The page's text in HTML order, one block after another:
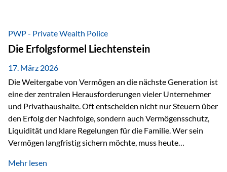
strukturierte, langfristige Vermögensübertragung, ohne die
Kontrolle vollständig aus der Hand zu geben. Die Lösung:
Abschmelzung mit Vetorecht Die Umsetzung erfolgt über die
Private Wealth Police…
PWP - Private Wealth Police
Die Erfolgsformel Liechtenstein
17. März 2026
Die Weitergabe von Vermögen an die nächste Generation ist
eine der zentralen Herausforderungen vieler Unternehmer
und Privathaushalte. Oft entscheiden nicht nur Steuern über
den Erfolg der Nachfolge, sondern auch Vermögensschutz,
Liquidität und klare Regelungen für die Familie. Wer sein
Vermögen langfristig sichern möchte, muss heute
„Erfolgsformel Liechtenstein“, herausgegeben und verfasst
Mehr lesen